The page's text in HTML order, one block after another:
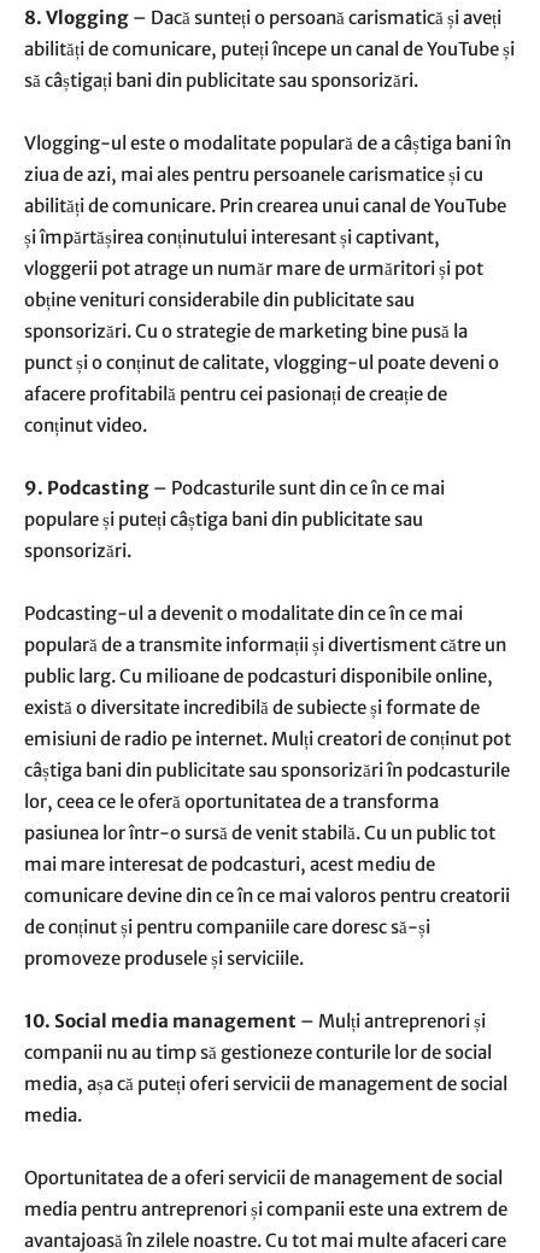
8. Vlogging – Dacă sunteți o persoană carismatică și aveți
abilități de comunicare, puteți începe un canal de YouTube și
să câștigați bani din publicitate sau sponsorizări.
Vlogging-ul este o modalitate populară de a câștiga bani în
ziua de azi, mai ales pentru persoanele carismatice și cu
abilități de comunicare. Prin crearea unui canal de YouTube
și împărtășirea conținutului interesant și captivant,
vloggerii pot atrage un număr mare de urmăritori și pot
obține venituri considerabile din publicitate sau
sponsorizări. Cu o strategie de marketing bine pusă la
punct și o conținut de calitate, vlogging-ul poate deveni o
afacere profitabilă pentru cei pasionați de creație de
conținut video.
9. Podcasting – Podcasturile sunt din ce în ce mai
populare și puteți câștiga bani din publicitate sau
sponsorizări.
Podcasting-ul a devenit o modalitate din ce în ce mai
populară de a transmite informații și divertisment către un
public larg. Cu milioane de podcasturi disponibile online,
există o diversitate incredibilă de subiecte și formate de
emisiuni de radio pe internet. Mulți creatori de conținut pot
câștiga bani din publicitate sau sponsorizări în podcasturile
lor, ceea ce le oferă oportunitatea de a transforma
pasiunea lor într-o sursă de venit stabilă. Cu un public tot
mai mare interesat de podcasturi, acest mediu de
comunicare devine din ce în ce mai valoros pentru creatorii
de conținut și pentru companiile care doresc să-și
promoveze produsele și serviciile.
10. Social media management – Mulți antreprenori și
companii nu au timp să gestioneze conturile lor de social
media, așa că puteți oferi servicii de management de social
media.
Oportunitatea de a oferi servicii de management de social
media pentru antreprenori și companii este una extrem de
avantajoasă în zilele noastre. Cu tot mai multe afaceri care